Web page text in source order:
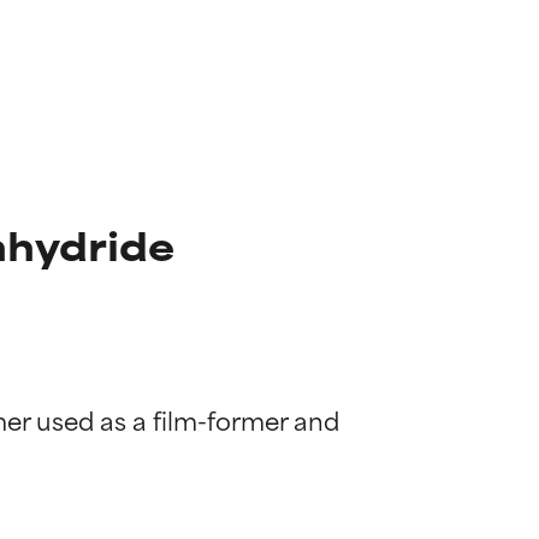
used as a film-former and